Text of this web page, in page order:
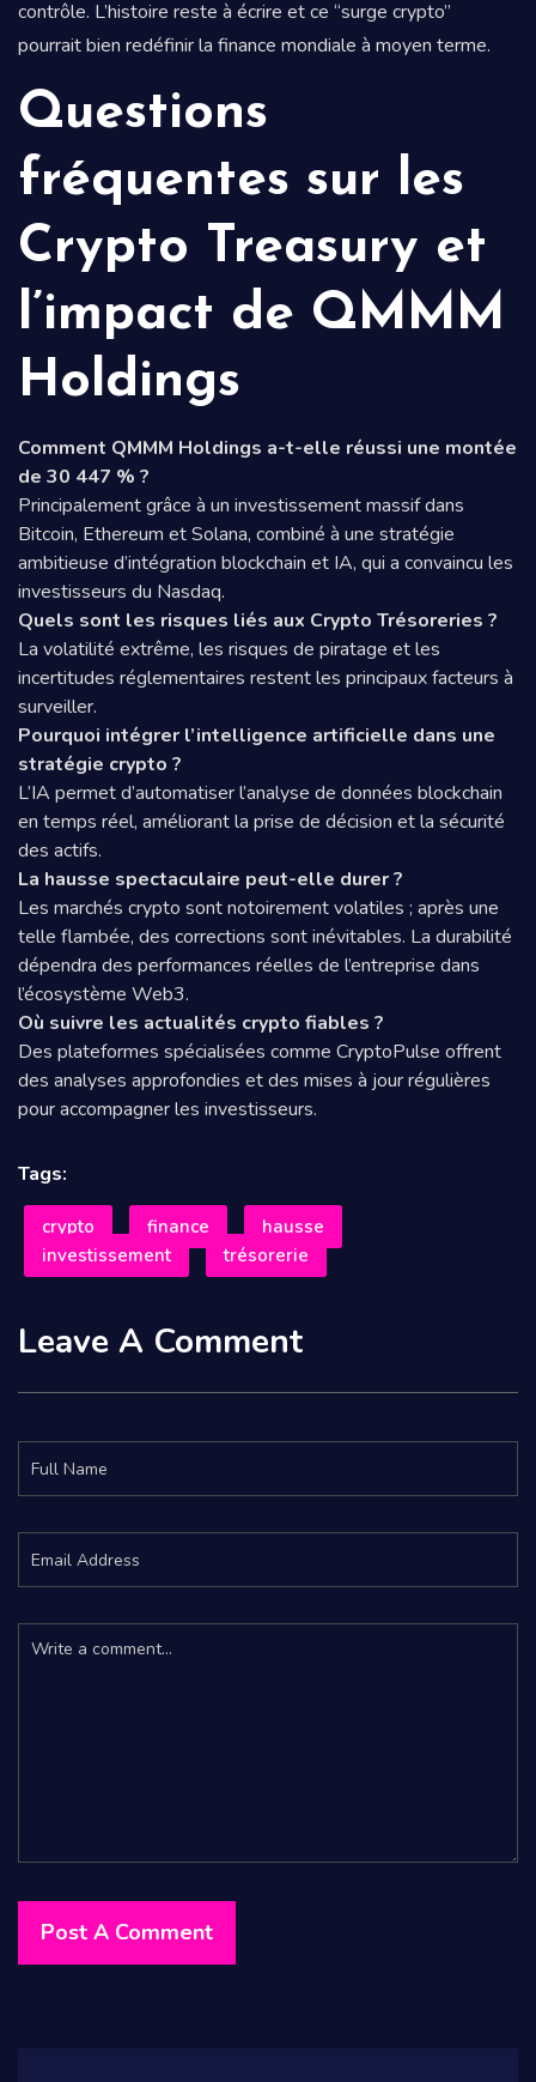
contrôle. L’histoire reste à écrire et ce “surge crypto”
pourrait bien redéfinir la finance mondiale à moyen terme.
Questions
fréquentes sur les
Crypto Treasury et
l’impact de QMMM
Holdings
Comment QMMM Holdings a-t-elle réussi une montée
de 30 447 % ?
Principalement grâce à un investissement massif dans
Bitcoin, Ethereum et Solana, combiné à une stratégie
ambitieuse d’intégration blockchain et IA, qui a convaincu les
investisseurs du Nasdaq.
Quels sont les risques liés aux Crypto Trésoreries ?
La volatilité extrême, les risques de piratage et les
incertitudes réglementaires restent les principaux facteurs à
surveiller.
Pourquoi intégrer l’intelligence artificielle dans une
stratégie crypto ?
L’IA permet d’automatiser l’analyse de données blockchain
en temps réel, améliorant la prise de décision et la sécurité
des actifs.
La hausse spectaculaire peut-elle durer ?
Les marchés crypto sont notoirement volatiles ; après une
telle flambée, des corrections sont inévitables. La durabilité
dépendra des performances réelles de l’entreprise dans
l’écosystème Web3.
Où suivre les actualités crypto fiables ?
Des plateformes spécialisées comme CryptoPulse offrent
des analyses approfondies et des mises à jour régulières
pour accompagner les investisseurs.
Tags:
crypto finance
hausse
investissement
trésorerie
Leave A Comment